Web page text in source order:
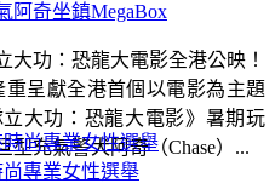
阿奇坐鎮MegaBox
大功：恐龍大電影全港公映！
重呈獻全港首個以電影為主題
立大功：恐龍大電影》暑期玩
型充氣警犬阿奇（Chase）...
尚專業女性選舉